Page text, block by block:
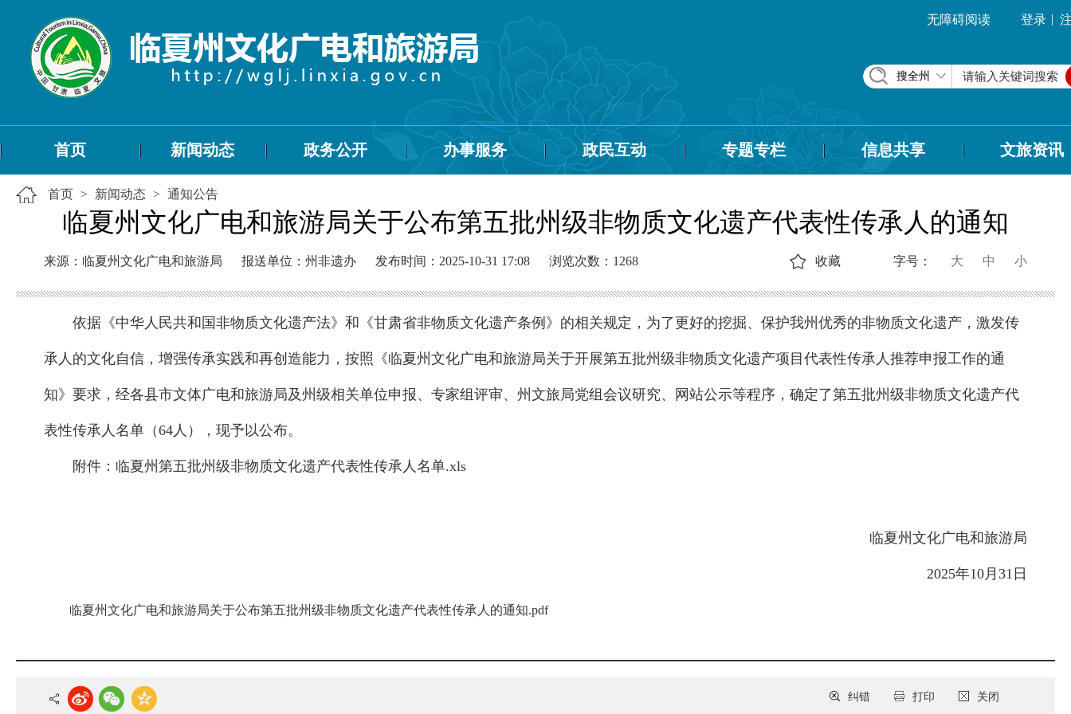
无障碍阅读 登录 |
搜全州
首页 新闻动态 政务公开 办事服务 政民互动 专题专栏 信息共享 文旅资讯
首页 > 新闻动态 > 通知公告
临夏州文化广电和旅游局关于公布第五批州级非物质文化遗产代表性传承人的通知
来源：临夏州文化广电和旅游局 报送单位：州非遗办 发布时间：2025-10-31 17:08 浏览次数： 1268 字号： 大 中 小
收藏
依据《中华人民共和国非物质文化遗产法》和《甘肃省非物质文化遗产条例》的相关规定，为了更好的挖掘、保护我州优秀的非物质文化遗产，激发传
承人的文化自信，增强传承实践和再创造能力，按照《临夏州文化广电和旅游局关于开展第五批州级非物质文化遗产项目代表性传承人推荐申报工作的通
知》要求，经各县市文体广电和旅游局及州级相关单位申报、专家组评审、州文旅局党组会议研究、网站公示等程序，确定了第五批州级非物质文化遗产代
表性传承人名单（64人），现予以公布。
附件： 临夏州第五批州级非物质文化遗产代表性传承人名单.xls
临夏州文化广电和旅游局
2025年10月31日
临夏州文化广电和旅游局关于公布第五批州级非物质文化遗产代表性传承人的通知.pdf
关闭
打印
纠错